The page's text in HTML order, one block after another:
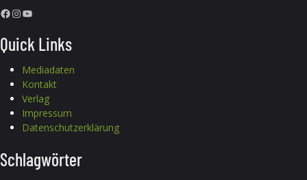
Facebook InstagramYouTube
Quick Links
Mediadaten
Kontakt
Verlag
Impressum
Datenschutzerklärung
Schlagwörter